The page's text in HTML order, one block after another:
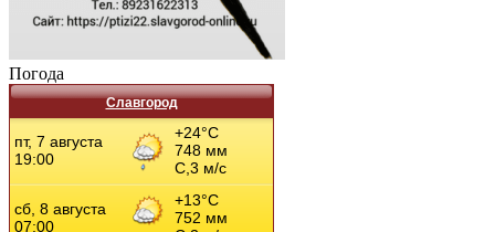
Погода
Славгород